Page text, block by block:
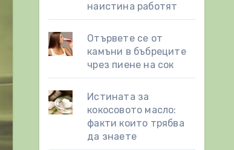
наистина работят
Отървете се от
камъни в бъбреците
чрез пиене на сок
Истината за
кокосовото масло:
факти които трябва
да знаете